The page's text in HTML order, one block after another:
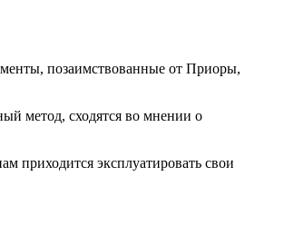
позаимствованные от Приоры,
метод, сходятся во мнении о
приходится эксплуатировать свои